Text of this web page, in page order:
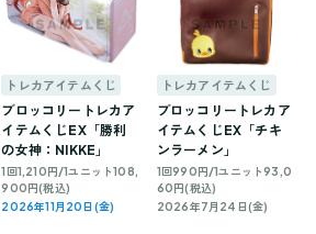
トレカアイテムくじ
ブロッコリートレカア
イテムくじEX「勝利
の女神：NIKKE」
1回1,210円/1ユニット108,
900円(税込)
2026年11月20日(金)
トレカアイテムくじ
ブロッコリートレカア
イテムくじEX「チキ
ンラーメン」
1回990円/1ユニット93,0
60円(税込)
2026年7月24日(金)